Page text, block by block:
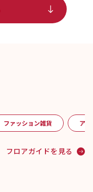
ファッション雑貨 ア
フロアガイドを見る